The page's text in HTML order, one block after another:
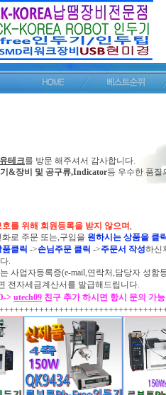
유테크를 방문 해주셔서 감사합니다.
&장비 및 공구류,Indicator등 우수한 품질
를 위해 회원등록을 받지 않으며,
로 주문 또는,구입을 원하시는 상품을 클
클릭 ->손님주문 클릭 ->주문서 작성하신
.
사업자등록증(e-mail,연락처,담당자 성함
전자세금계산서를 발급해드립니다.
> utech09 친구 추가 하시면 항시 문의 가